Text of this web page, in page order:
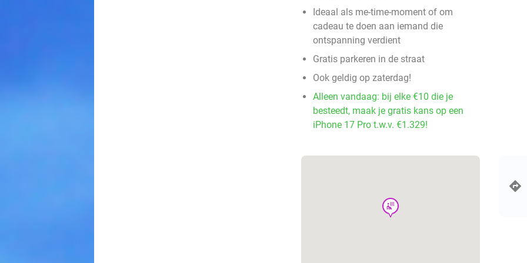
Ideaal als me-time-moment of om
cadeau te doen aan iemand die
ontspanning verdient
Gratis parkeren in de straat
Ook geldig op zaterdag!
Alleen vandaag: bij elke €10 die je
besteedt, maak je gratis kans op een
iPhone 17 Pro t.w.v. €1.329!
wellness